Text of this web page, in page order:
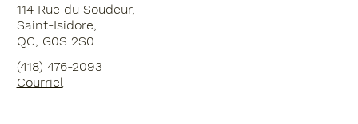
114 Rue du Soudeur,
Saint-Isidore,
QC, G0S 2S0
(418) 476-2093
Courriel